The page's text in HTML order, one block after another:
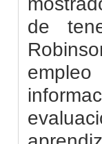
de